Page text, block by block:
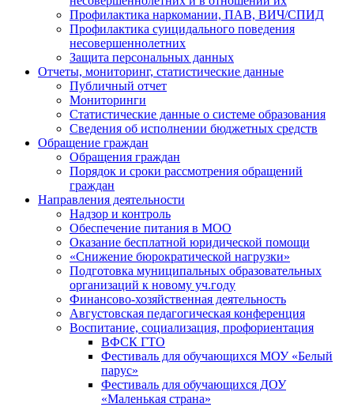
Профилактика наркомании, ПАВ, ВИЧ/СПИД
Профилактика суицидального поведения
несовершеннолетних
Защита персональных данных
Отчеты, мониторинг, статистические данные
Публичный отчет
Мониторинги
Статистические данные о системе образования
Сведения об исполнении бюджетных средств
Обращение граждан
Обращения граждан
Порядок и сроки рассмотрения обращений
граждан
Направления деятельности
Надзор и контроль
Обеспечение питания в МОО
Оказание бесплатной юридической помощи
«Снижение бюрократической нагрузки»
Подготовка муниципальных образовательных
организаций к новому уч.году
Финансово-хозяйственная деятельность
Августовская педагогическая конференция
Воспитание, социализация, профориентация
ВФСК ГТО
Фестиваль для обучающихся МОУ «Белый
парус»
Фестиваль для обучающихся ДОУ
«Маленькая страна»